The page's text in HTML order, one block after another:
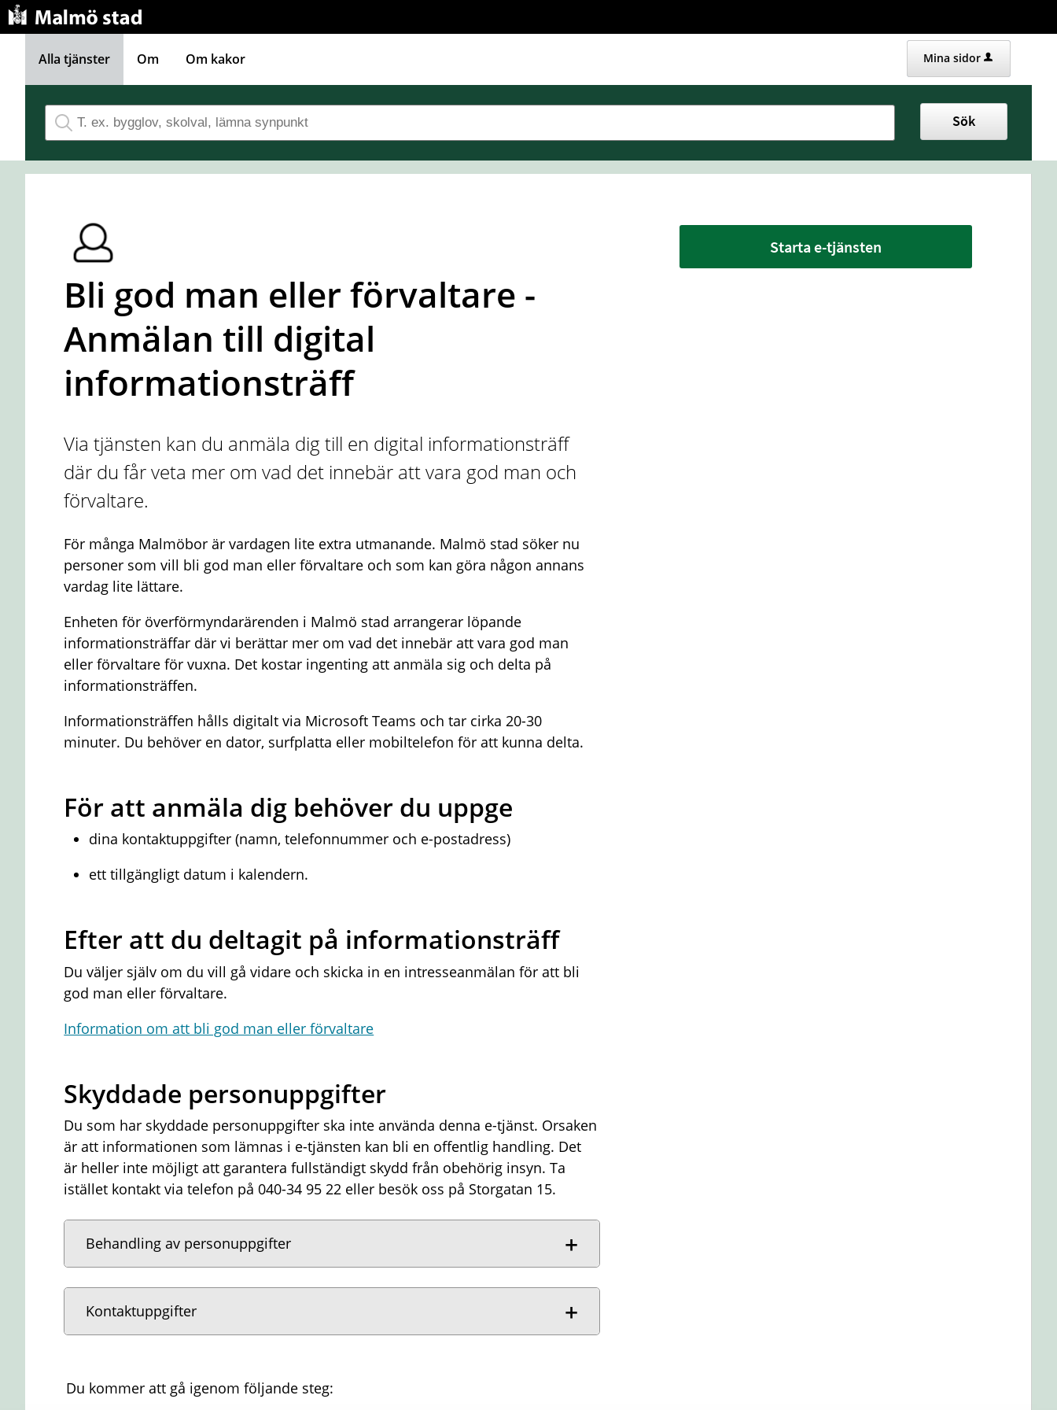
Gå direkt till innehållet
Alla tjänster Om Om kakor Mina sidor
Sök
Bli god man eller förvaltare -
Anmälan till digital
informationsträff
Via tjänsten kan du anmäla dig till en digital informationsträff
där du får veta mer om vad det innebär att vara god man och
förvaltare.
För många Malmöbor är vardagen lite extra utmanande. Malmö stad söker nu
personer som vill bli god man eller förvaltare och som kan göra någon annans
vardag lite lättare.
Enheten för överförmyndarärenden i Malmö stad arrangerar löpande
informationsträffar där vi berättar mer om vad det innebär att vara god man
eller förvaltare för vuxna. Det kostar ingenting att anmäla sig och delta på
informationsträffen.
Informationsträffen hålls digitalt via Microsoft Teams och tar cirka 20-30
minuter. Du behöver en dator, surfplatta eller mobiltelefon för att kunna delta.
För att anmäla dig behöver du uppge
dina kontaktuppgifter (namn, telefonnummer och e-postadress)
ett tillgängligt datum i kalendern.
Efter att du deltagit på informationsträff
Du väljer själv om du vill gå vidare och skicka in en intresseanmälan för att bli
god man eller förvaltare.
Information om att bli god man eller förvaltare
Skyddade personuppgifter
Du som har skyddade personuppgifter ska inte använda denna e-tjänst. Orsaken
är att informationen som lämnas i e-tjänsten kan bli en offentlig handling. Det
är heller inte möjligt att garantera fullständigt skydd från obehörig insyn. Ta
istället kontakt via telefon på 040-34 95 22 eller besök oss på Storgatan 15.
Behandling av personuppgifter
Kontaktuppgifter
Starta e-tjänsten
Du kommer att gå igenom följande steg: